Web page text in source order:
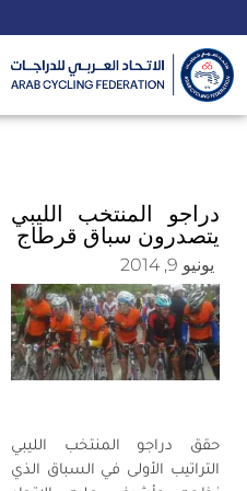
دراجو المنتخب الليبي
يتصدرون سباق قرطاج
يونيو 9, 2014
حقق دراجو المنتخب الليبي
التراتيب الأولى في السباق الذي